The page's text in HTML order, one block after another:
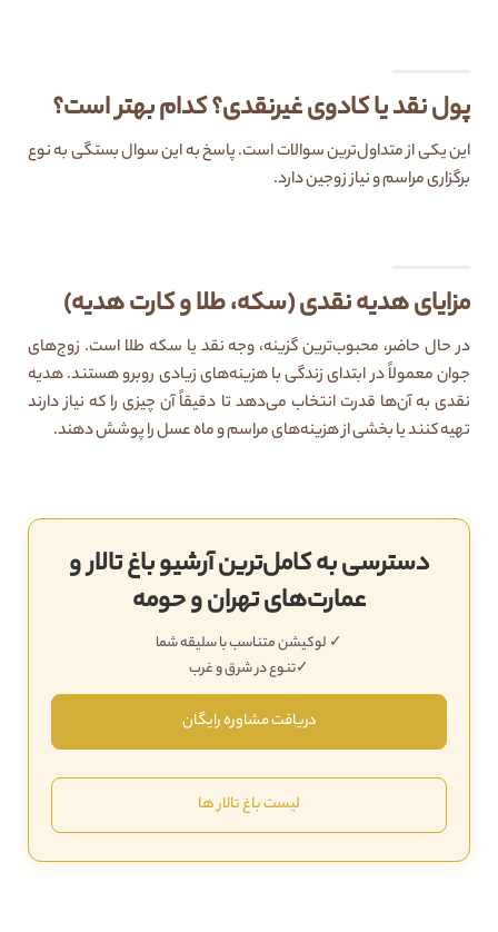
پول نقد یا کادوی غیرنقدی؟ کدام بهتر است؟
این یکی از متداول‌ترین سوالات است. پاسخ به این سوال بستگی به نوع
برگزاری مراسم و نیاز زوجین دارد.
مزایای هدیه نقدی (سکه، طلا و کارت هدیه)
در حال حاضر، محبوب‌ترین گزینه، وجه نقد یا سکه طلا است. زوج‌های
جوان معمولاً در ابتدای زندگی با هزینه‌های زیادی روبرو هستند. هدیه
نقدی به آن‌ها قدرت انتخاب می‌دهد تا دقیقاً آن چیزی را که نیاز دارند
تهیه کنند یا بخشی از هزینه‌های مراسم و ماه عسل را پوشش دهند.
دسترسی به کامل‌ترین آرشیو باغ تالار و
‌عمارت‌های تهران و حومه
✓ لوکیشن متناسب با سلیقه شما
✓تنوع در شرق و غرب
دریافت مشاوره رایگان
لیست باغ تالار ها